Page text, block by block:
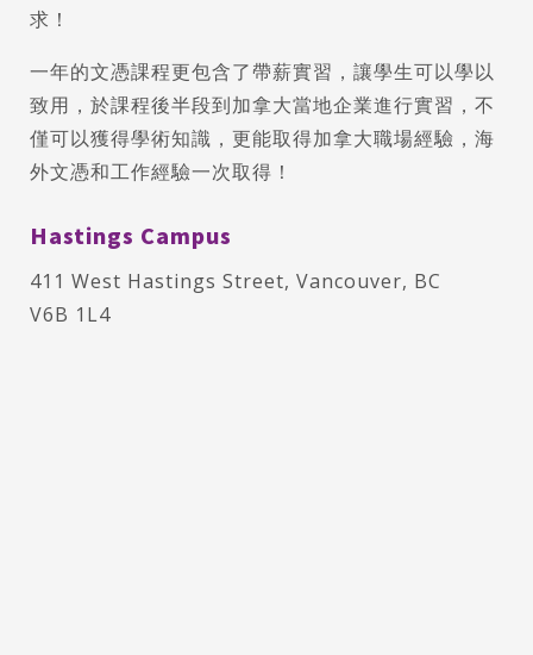
求！
一年的文憑課程更包含了帶薪實習，讓學生可以學以
致用，於課程後半段到加拿大當地企業進行實習，不
僅可以獲得學術知識，更能取得加拿大職場經驗，海
外文憑和工作經驗一次取得！
Hastings Campus
411 West Hastings Street, Vancouver, BC
V6B 1L4